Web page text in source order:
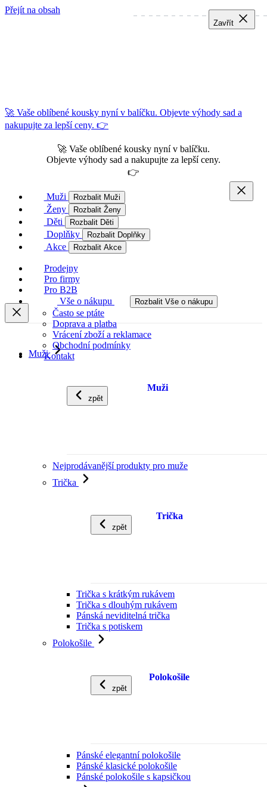
Přejít na obsah
🚀 Vaše oblíbené kousky nyní v balíčku. Objevte výhody sad a
nakupujte za lepší ceny. 👉
🚀 Vaše oblíbené kousky nyní v balíčku.
Objevte výhody sad a nakupujte za lepší ceny.
👉
Muži Rozbalit Muži
Ženy Rozbalit Ženy
Děti Rozbalit Děti
Doplňky Rozbalit Doplňky
Akce Rozbalit Akce
Prodejny
Pro firmy
Pro B2B
Vše o nákupu
Rozbalit Vše o nákupu
Často se ptáte
Doprava a platba
Vrácení zboží a reklamace
Obchodní podmínky
Kontakt
Muži
zpět
Muži
Nejprodávanější produkty pro muže
Trička
zpět
Trička
Trička s krátkým rukávem
Trička s dlouhým rukávem
Pánská neviditelná trička
Trička s potiskem
Polokošile
zpět
Polokošile
Pánské elegantní polokošile
Pánské klasické polokošile
Pánské polokošile s kapsičkou
Zavřít
Zavřít
Zavřít